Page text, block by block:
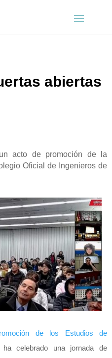
abiertas
acto de promoción de la
Oficial de Ingenieros de
de los Estudios de
celebrado una jornada de